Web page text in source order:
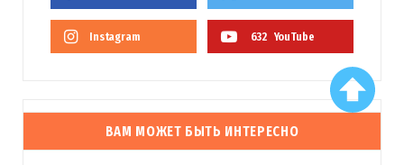
Instagram 632 YouTube
ВАМ МОЖЕТ БЫТЬ ИНТЕРЕСНО